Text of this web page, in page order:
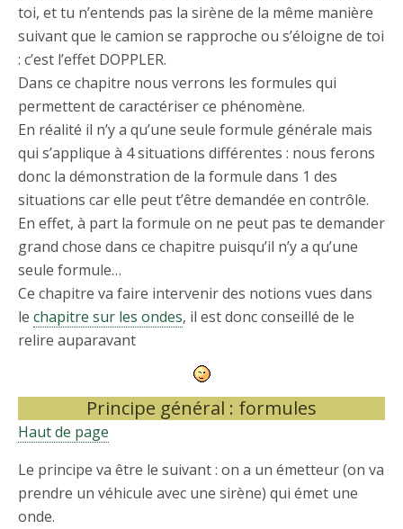
toi, et tu n’entends pas la sirène de la même manière
suivant que le camion se rapproche ou s’éloigne de toi
: c’est l’effet DOPPLER.
Dans ce chapitre nous verrons les formules qui
permettent de caractériser ce phénomène.
En réalité il n’y a qu’une seule formule générale mais
qui s’applique à 4 situations différentes : nous ferons
donc la démonstration de la formule dans 1 des
situations car elle peut t’être demandée en contrôle.
En effet, à part la formule on ne peut pas te demander
grand chose dans ce chapitre puisqu’il n’y a qu’une
seule formule…
Ce chapitre va faire intervenir des notions vues dans
le chapitre sur les ondes, il est donc conseillé de le
relire auparavant
Principe général : formules
Haut de page
Le principe va être le suivant : on a un émetteur (on va
prendre un véhicule avec une sirène) qui émet une
onde.